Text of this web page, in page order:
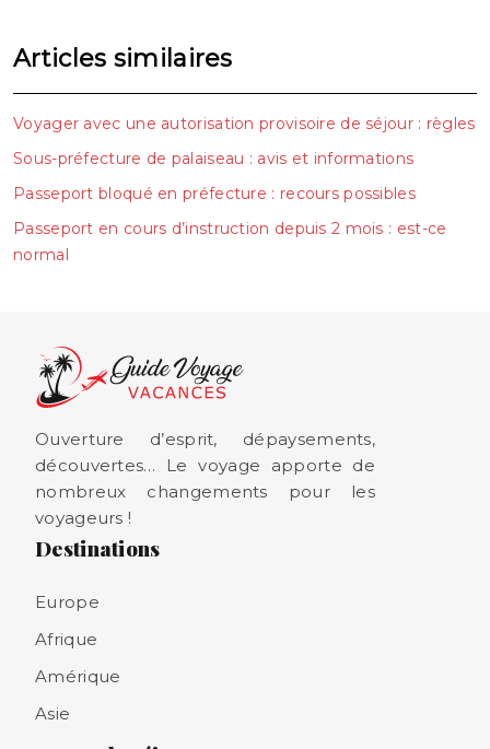
Articles similaires
Voyager avec une autorisation provisoire de séjour : règles
Sous-préfecture de palaiseau : avis et informations
Passeport bloqué en préfecture : recours possibles
Passeport en cours d’instruction depuis 2 mois : est-ce
normal
Ouverture d’esprit, dépaysements,
découvertes… Le voyage apporte de
nombreux changements pour les
voyageurs !
Destinations
Europe
Afrique
Amérique
Asie